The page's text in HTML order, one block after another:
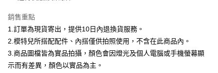
聯邦商業銀行
元大商業銀行
永豐商業銀行
台新國際商業銀行
中國信託商業銀行
台灣樂天信用卡公司
悠遊付
Google Pay
大哥付你分期
銷售重點
1.訂單為現貨寄出，提供10日內退換貨服務。
2.模特兒所搭配配件、內搭僅供拍照使用，不含在此商品內。
3.商品圖檔皆為實品拍攝，顏色會因燈光及個人電腦或手機螢幕顯
示而有差異，顏色以實品為主。